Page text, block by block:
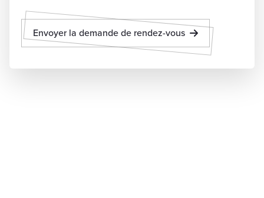
Envoyer la demande de rendez-vous